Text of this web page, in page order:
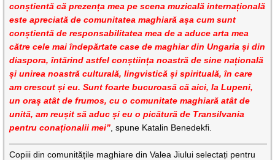
conștientă că prezența mea pe scena muzicală internațională
este apreciată de comunitatea maghiară așa cum sunt
conștientă de responsabilitatea mea de a aduce arta mea
către cele mai îndepărtate case de maghiar din Ungaria și din
diaspora, întărind astfel conștiința noastră de sine națională
și unirea noastră culturală, lingvistică și spirituală, în care
am crescut și eu. Sunt foarte bucuroasă că aici, la Lupeni,
un oraș atât de frumos, cu o comunitate maghiară atât de
unită, am reușit să aduc și eu o picătură de Transilvania
pentru conaționalii mei” , spune Katalin Benedekfi.
Copiii din comunitățile maghiare din Valea Jiului selectați pentru